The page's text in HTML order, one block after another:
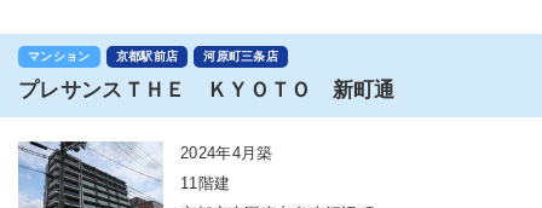
マンション 京都駅前店 河原町三条店
プレサンスＴＨＥ ＫＹＯＴＯ 新町通
2024年4月築
11階建